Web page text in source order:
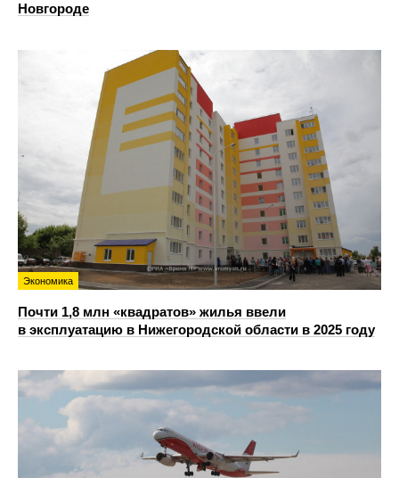
Новгороде
Экономика
Почти 1,8 млн «квадратов» жилья ввели
в эксплуатацию в Нижегородской области в 2025 году